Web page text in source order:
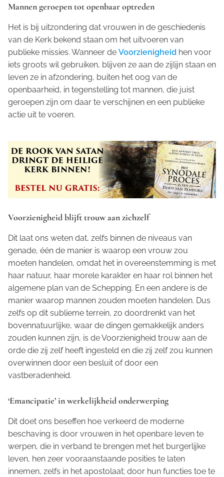
Mannen geroepen tot openbaar optreden
Het is bij uitzondering dat vrouwen in de geschiedenis
van de Kerk bekend staan om het uitvoeren van
publieke missies. Wanneer de Voorzienigheid hen voor
iets groots wil gebruiken, blijven ze aan de zijlijn staan en
leven ze in afzondering, buiten het oog van de
openbaarheid, in tegenstelling tot mannen, die juist
geroepen zijn om daar te verschijnen en een publieke
actie uit te voeren.
Voorzienigheid blijft trouw aan zichzelf
Dit laat ons weten dat, zelfs binnen de niveaus van
genade, één de manier is waarop een vrouw zou
moeten handelen, omdat het in overeenstemming is met
haar natuur, haar morele karakter en haar rol binnen het
algemene plan van de Schepping. En een andere is de
manier waarop mannen zouden moeten handelen. Dus
zelfs op dit sublieme terrein, zo doordrenkt van het
bovennatuurlijke, waar de dingen gemakkelijk anders
zouden kunnen zijn, is de Voorzienigheid trouw aan de
orde die zij zelf heeft ingesteld en die zij zelf zou kunnen
overwinnen door een besluit of door een
vastberadenheid.
‘Emancipatie’ in werkelijkheid onderwerping
Dit doet ons beseffen hoe verkeerd de moderne
beschaving is door vrouwen in het openbare leven te
werpen, die in verband te brengen met het burgerlijke
leven, hen zeer vooraanstaande posities te laten
innemen, zelfs in het apostolaat; door hun functies toe te